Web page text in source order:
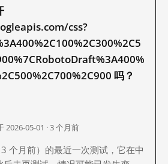
css?
吗？
2026-05-01 · 3 个月前
个月前）的最近一次测试，它在中